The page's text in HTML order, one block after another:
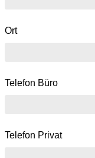
Ort
Telefon Büro
Telefon Privat